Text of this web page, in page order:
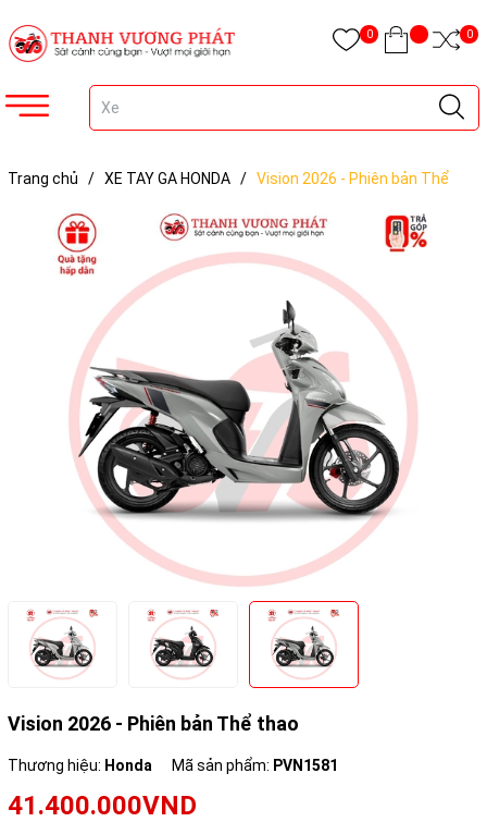
0 0
Trang chủ / XE TAY GA HONDA / Vision 2026 - Phiên bản Thể
Vision 2026 - Phiên bản Thể thao
Thương hiệu: Honda Mã sản phẩm: PVN1581
41.400.000VND